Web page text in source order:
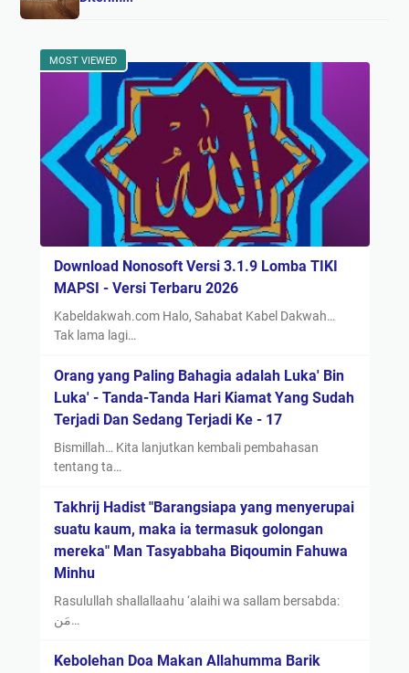
MOST VIEWED
Download Nonosoft Versi 3.1.9 Lomba TIKI
MAPSI - Versi Terbaru 2026
Kabeldakwah.com Halo, Sahabat Kabel Dakwah…
Tak lama lagi…
Orang yang Paling Bahagia adalah Luka' Bin
Luka' - Tanda-Tanda Hari Kiamat Yang Sudah
Terjadi Dan Sedang Terjadi Ke - 17
Bismillah… Kita lanjutkan kembali pembahasan
tentang ta…
Takhrij Hadist "Barangsiapa yang menyerupai
suatu kaum, maka ia termasuk golongan
mereka" Man Tasyabbaha Biqoumin Fahuwa
Minhu
Rasulullah shallallaahu ‘alaihi wa sallam bersabda:
مَن…
Kebolehan Doa Makan Allahumma Barik